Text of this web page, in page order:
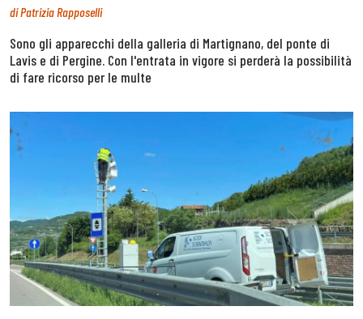
diPatrizia Rapposelli
Sono gli apparecchi della galleria di Martignano, del ponte di
Lavis e di Pergine. Con l'entrata in vigore si perderà la possibilità
di fare ricorso per le multe